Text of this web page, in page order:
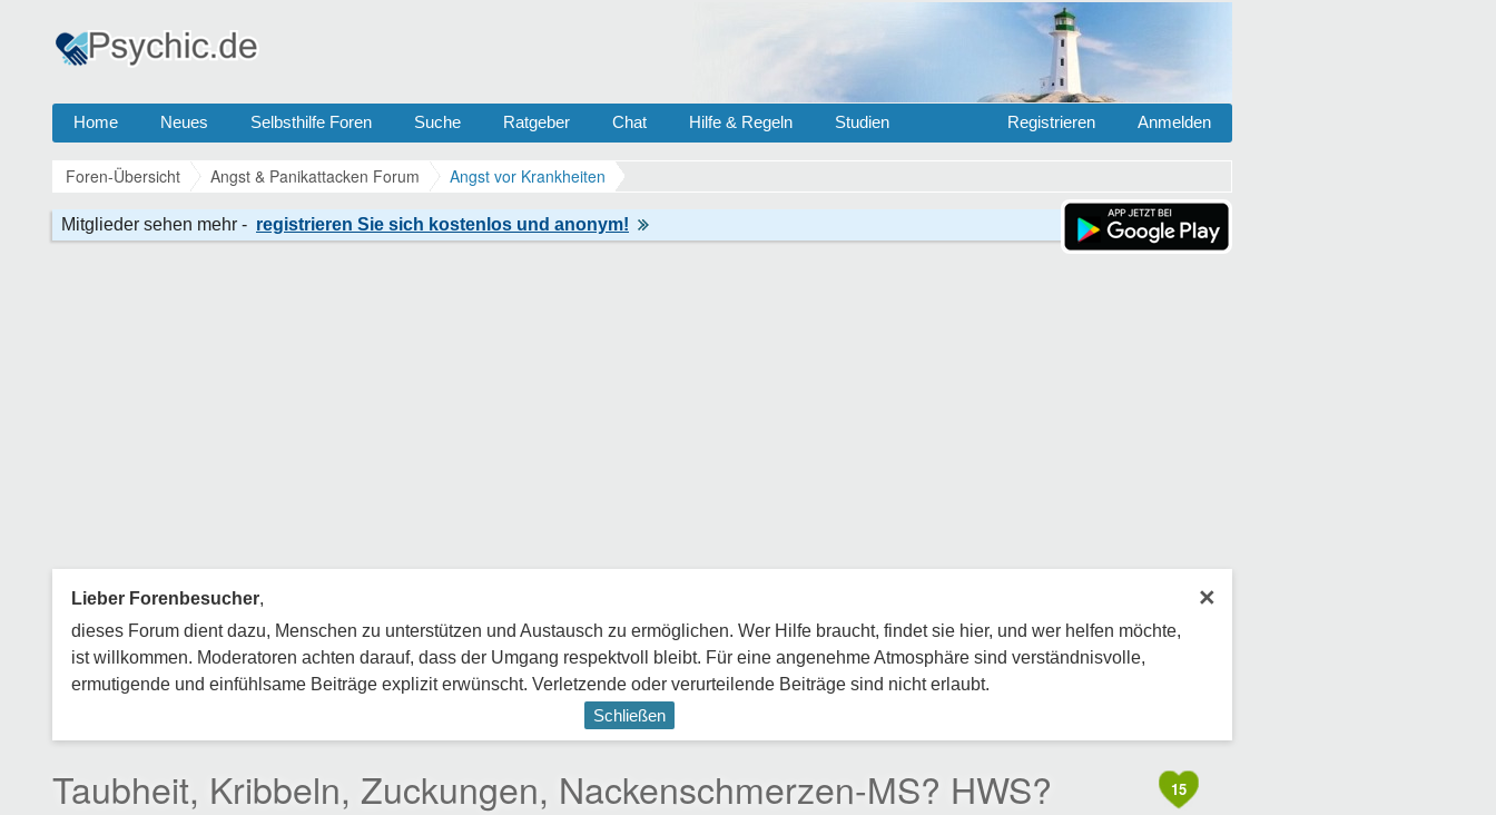
Home Neues Selbsthilfe Foren Suche Ratgeber Chat Hilfe & Regeln Studien Anmelden
Registrieren
Foren-Übersicht Angst & Panikattacken Forum Angst vor Krankheiten
×
Lieber Forenbesucher,
dieses Forum dient dazu, Menschen zu unterstützen und Austausch zu ermöglichen. Wer Hilfe braucht, findet sie hier, und wer helfen möchte,
ist willkommen. Moderatoren achten darauf, dass der Umgang respektvoll bleibt. Für eine angenehme Atmosphäre sind verständnisvolle,
ermutigende und einfühlsame Beiträge explizit erwünscht. Verletzende oder verurteilende Beiträge sind nicht erlaubt.
Schließen
15
Taubheit, Kribbeln, Zuckungen, Nackenschmerzen-MS? HWS?